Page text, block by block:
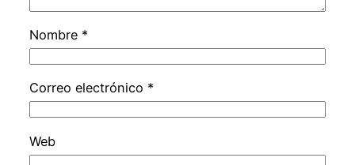
Nombre *
Correo electrónico *
Web